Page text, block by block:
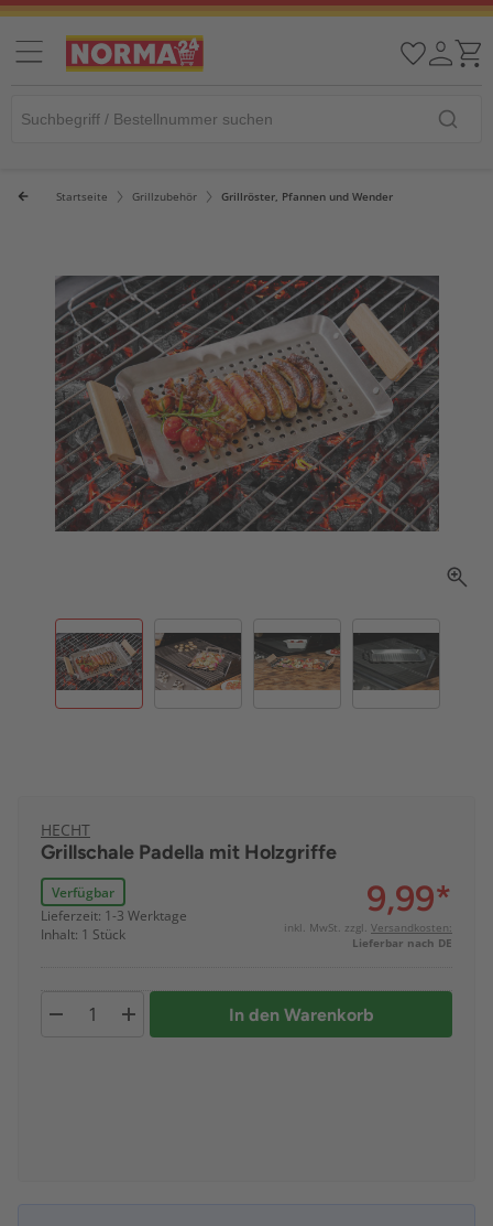
Startseite Grillzubehör Grillröster, Pfannen und Wender
HECHT
Grillschale Padella mit Holzgriffe
Verfügbar
Lieferzeit: 1-3 Werktage
Inhalt: 1 Stück
9,99*
inkl. MwSt. zzgl. Versandkosten:
Lieferbar nach DE
In den Warenkorb